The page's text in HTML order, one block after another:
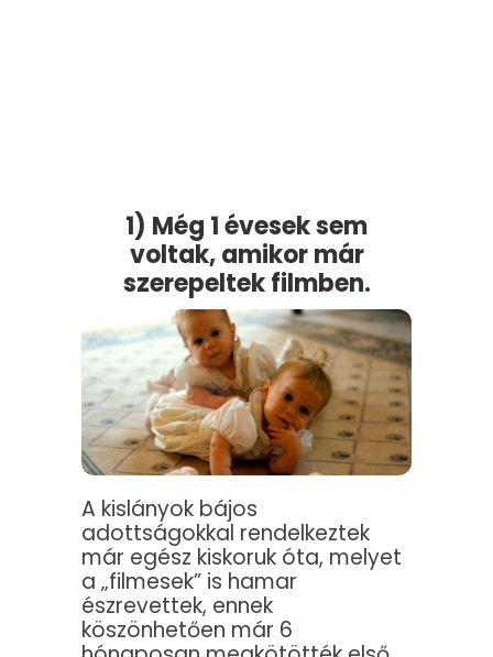
1) Még 1 évesek sem
voltak, amikor már
szerepeltek filmben.
A kislányok bájos
adottságokkal rendelkeztek
már egész kiskoruk óta, melyet
a „filmesek” is hamar
észrevettek, ennek
köszönhetően már 6